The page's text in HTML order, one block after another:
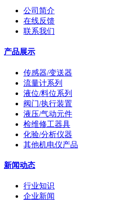
公司简介
在线反馈
联系我们
产品展示
传感器/变送器
流量计系列
液位/料位系列
阀门/执行装置
液压/气动元件
检维修工器具
化验/分析仪器
其他机电仪产品
新闻动态
行业知识
企业新闻